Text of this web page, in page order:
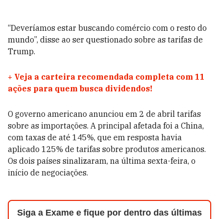
“Deveríamos estar buscando comércio com o resto do
mundo”, disse ao ser questionado sobre as tarifas de
Trump.
+ Veja a carteira recomendada completa com 11
ações para quem busca dividendos!
O governo americano anunciou em 2 de abril tarifas
sobre as importações. A principal afetada foi a China,
com taxas de até 145%, que em resposta havia
aplicado 125% de tarifas sobre produtos americanos.
Os dois países sinalizaram, na última sexta-feira, o
início de negociações.
Siga a Exame e fique por dentro das últimas